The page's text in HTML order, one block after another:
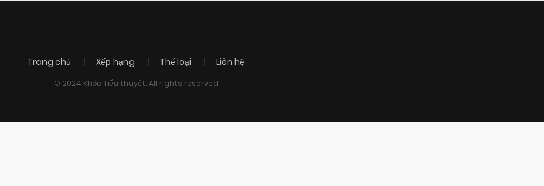
Trang chủ Xếp hạng Thể loại Liên hệ
© 2024 Khóc Tiểu thuyết. All rights reserved